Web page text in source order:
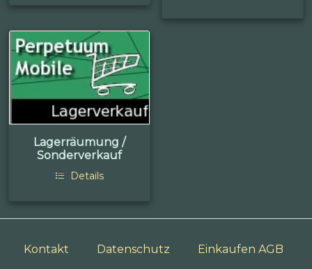
Lagerräumung /
Sonderverkauf
Details
Kontakt Datenschutz Einkaufen AGB